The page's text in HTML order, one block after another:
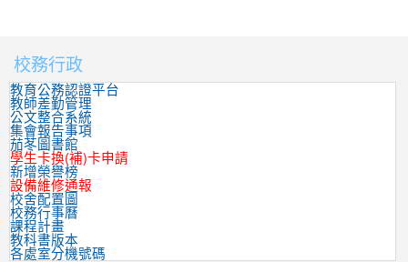
:::
校務行政
教育公務認證平台
教師差勤管理
公文整合系統
集會報告事項
茄苳圖書館
學生卡換(補)卡申請
新增榮譽榜
設備維修通報
校舍配置圖
校務行事曆
課程計畫
教科書版本
各處室分機號碼